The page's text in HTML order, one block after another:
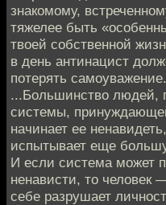
знакомому,
тяжелее быть
твоей собственной
в день антинацист
потерять самоуважение.
...Большинство людей,
системы,
начинает ее
испытывает еще
И если система может
ненависти, то человек
себе разрушает